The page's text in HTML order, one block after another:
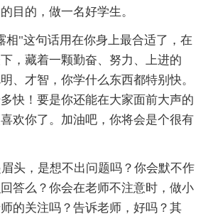
目的，做一名好学生。
相"这句话用在你身上最合适了，在
，藏着一颗勤奋、努力、上进的
、才智，你学什么东西都特别快。
快！要是你还能在大家面前大声的
欢你了。加油吧，你将会是个很有
头，是想不出问题吗？你会默不作
答么？你会在老师不注意时，做小
的关注吗？告诉老师，好吗？其